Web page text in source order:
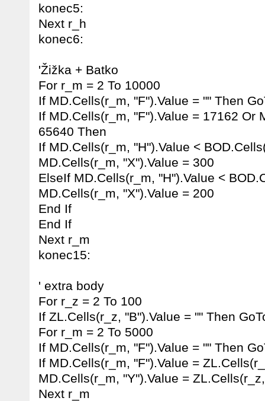
konec5:
Next r_h
konec6:
'Žižka + Batko
For r_m = 2 To 10000
If MD.Cells(r_m, "F").Value = "" Then
If MD.Cells(r_m, "F").Value = 17162 Or
65640 Then
If MD.Cells(r_m, "H").Value <
MD.Cells(r_m, "X").Value = 300
ElseIf MD.Cells(r_m, "H").Value <
MD.Cells(r_m, "X").Value = 200
End If
End If
Next r_m
konec15:
' extra body
For r_z = 2 To 100
If ZL.Cells(r_z, "B").Value = "" Then
For r_m = 2 To 5000
If MD.Cells(r_m, "F").Value = "" Then
If MD.Cells(r_m, "F").Value =
MD.Cells(r_m, "Y").Value =
Next r_m